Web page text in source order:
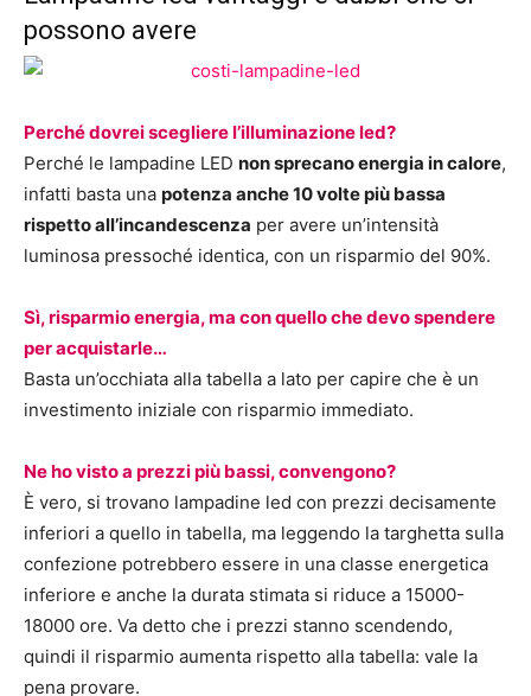
possono avere
Perché dovrei scegliere l’illuminazione led?
Perché le lampadine LED non sprecano energia in calore,
infatti basta una potenza anche 10 volte più bassa
rispetto all’incandescenza per avere un’intensità
luminosa pressoché identica, con un risparmio del 90%.
Sì, risparmio energia, ma con quello che devo spendere
per acquistarle…
Basta un’occhiata alla tabella a lato per capire che è un
investimento iniziale con risparmio immediato.
Ne ho visto a prezzi più bassi, convengono?
È vero, si trovano lampadine led con prezzi decisamente
inferiori a quello in tabella, ma leggendo la targhetta sulla
confezione potrebbero essere in una classe energetica
inferiore e anche la durata stimata si riduce a 15000-
18000 ore. Va detto che i prezzi stanno scendendo,
quindi il risparmio aumenta rispetto alla tabella: vale la
pena provare.